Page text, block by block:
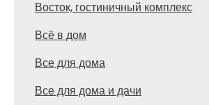
Восток, гостиничный комплекс
Всё в дом
Все для дома
Все для дома и дачи